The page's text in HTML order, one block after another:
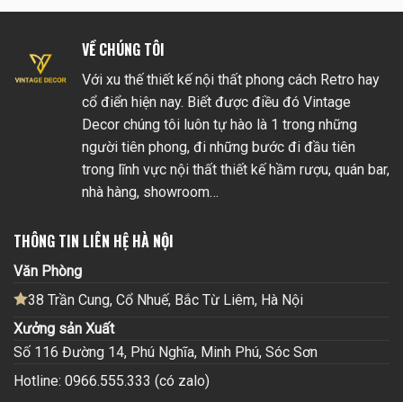
VỀ CHÚNG TÔI
Với xu thế thiết kế nội thất phong cách Retro hay
cổ điển hiện nay. Biết được điều đó Vintage
Decor chúng tôi luôn tự hào là 1 trong những
người tiên phong, đi những bước đi đầu tiên
trong lĩnh vực nội thất thiết kế hầm rượu, quán bar,
nhà hàng, showroom…
THÔNG TIN LIÊN HỆ HÀ NỘI
Văn Phòng
38 Trần Cung, Cổ Nhuế, Bắc Từ Liêm, Hà Nội
Xưởng sản Xuất
Số 116 Đường 14, Phú Nghĩa, Minh Phú, Sóc Sơn
Hotline: 0966.555.333 (có zalo)